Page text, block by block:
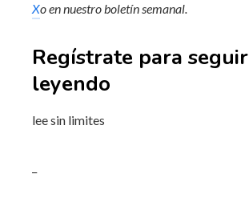
Xo ennuestro boletín semanal.
Regístrate para seguir
leyendo
lee sin limites